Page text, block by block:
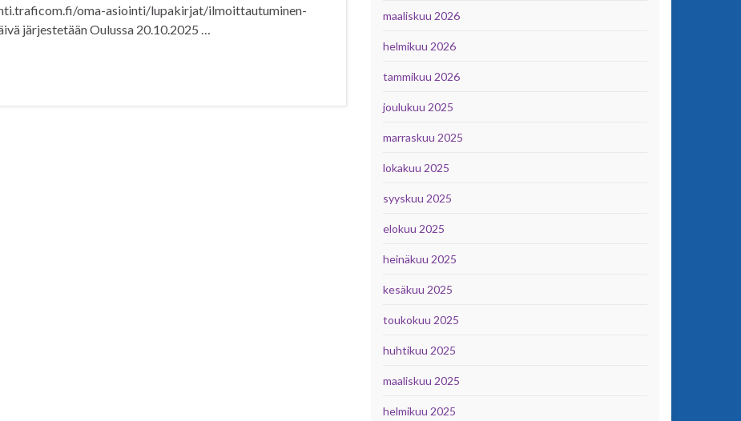
oma-asiointi/lupakirjat/ilmoittautuminen-
järjestetään Oulussa 20.10.2025 …
maaliskuu 2026
helmikuu 2026
tammikuu 2026
joulukuu 2025
marraskuu 2025
lokakuu 2025
syyskuu 2025
elokuu 2025
heinäkuu 2025
kesäkuu 2025
toukokuu 2025
huhtikuu 2025
maaliskuu 2025
helmikuu 2025